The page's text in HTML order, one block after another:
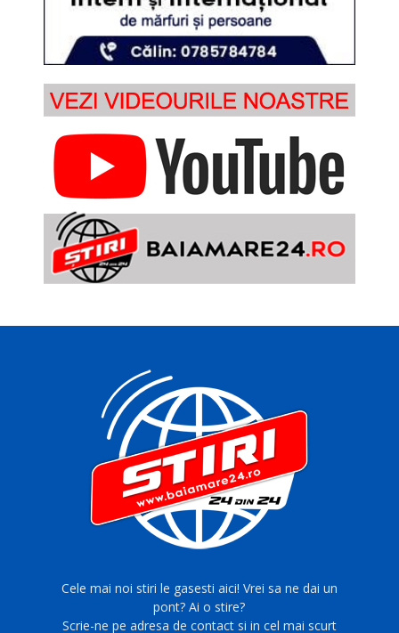
Cele mai noi stiri le gasesti aici! Vrei sa ne dai un
pont? Ai o stire?
Scrie-ne pe adresa de contact si in cel mai scurt